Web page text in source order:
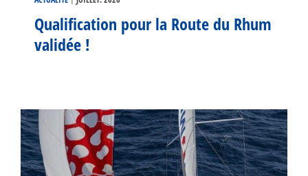
Qualification pour la Route du Rhum
validée !